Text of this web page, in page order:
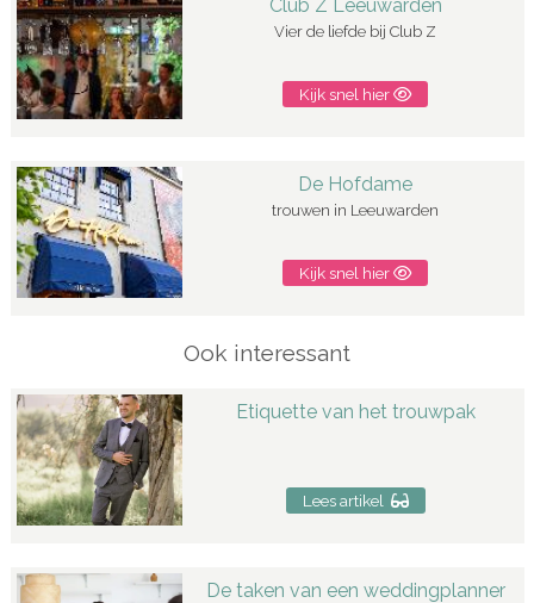
Club Z Leeuwarden
Vier de liefde bij Club Z
Kijk snel hier
De Hofdame
trouwen in Leeuwarden
Kijk snel hier
Ook interessant
Etiquette van het trouwpak
Lees artikel
De taken van een weddingplanner